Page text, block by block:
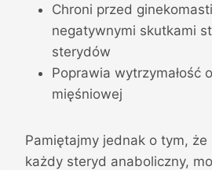
Chroni przed
negatywnymi skutkami
sterydów
Poprawia wytrzymałość
mięśniowej
Pamiętajmy jednak o tym, że
każdy steryd anaboliczny,